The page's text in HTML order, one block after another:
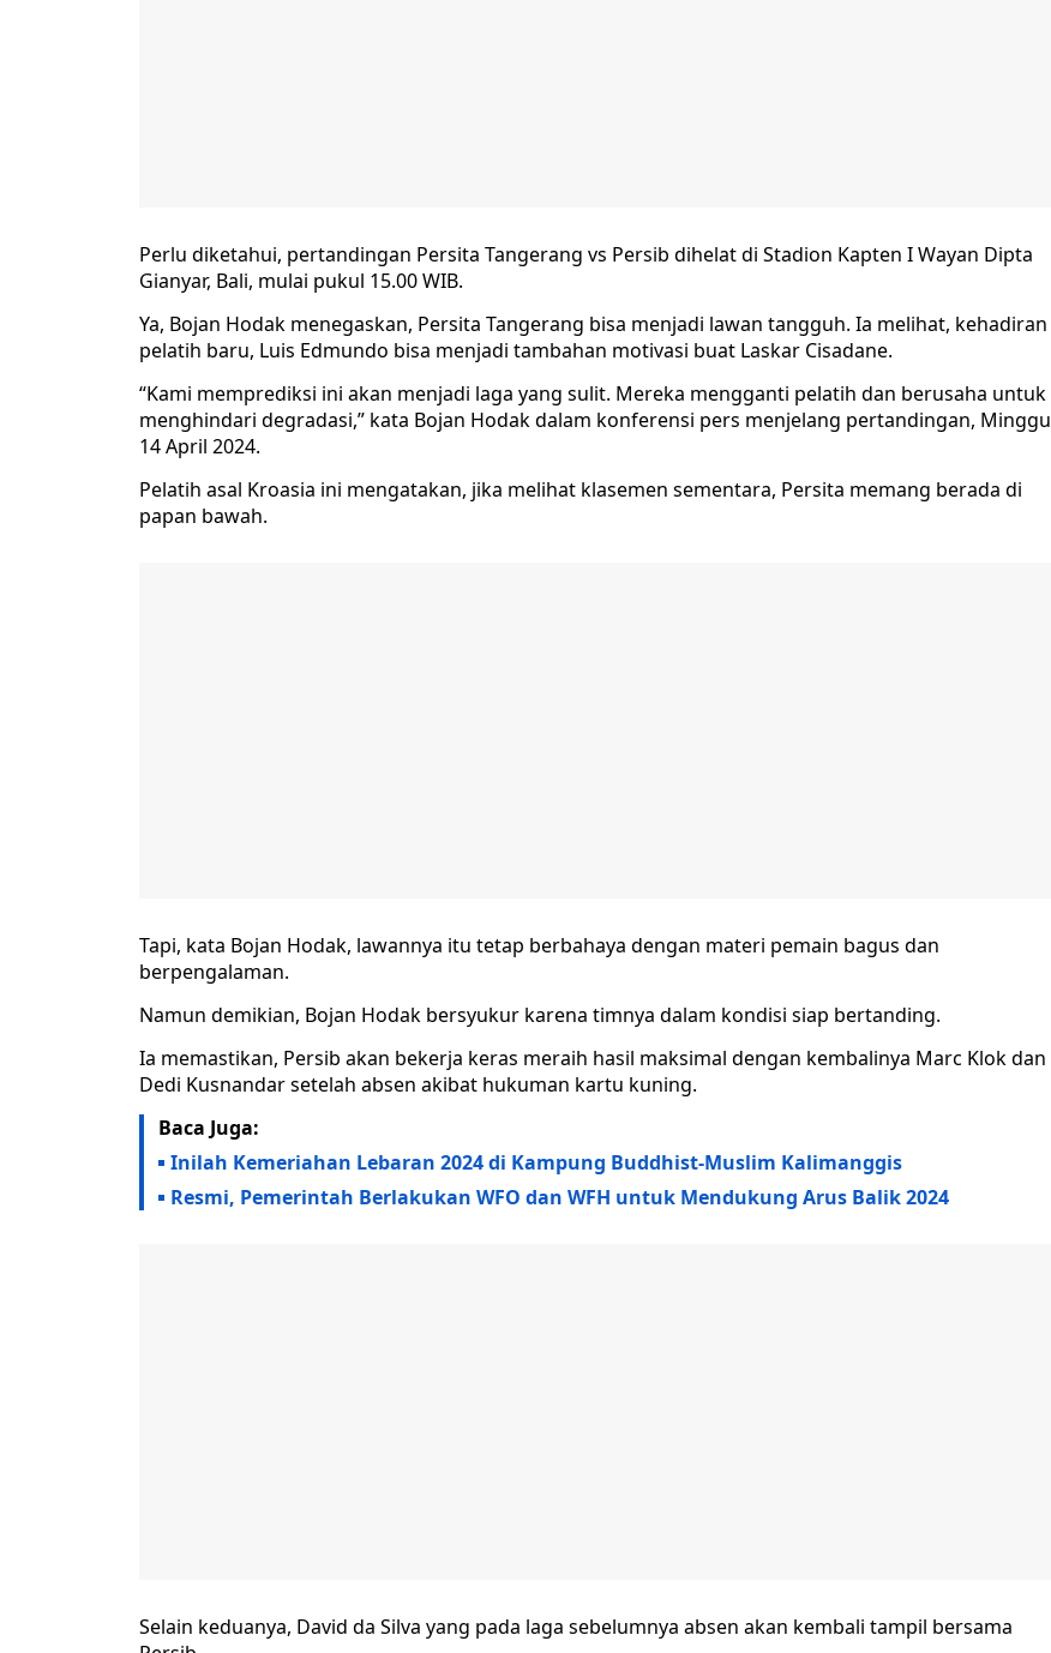
Perlu diketahui, pertandingan Persita Tangerang vs Persib dihelat di Stadion Kapten I Wayan Dipta
Gianyar, Bali, mulai pukul 15.00 WIB.
Ya, Bojan Hodak menegaskan, Persita Tangerang bisa menjadi lawan tangguh. Ia melihat, kehadiran
pelatih baru, Luis Edmundo bisa menjadi tambahan motivasi buat Laskar Cisadane.
“Kami memprediksi ini akan menjadi laga yang sulit. Mereka mengganti pelatih dan berusaha untuk
menghindari degradasi,” kata Bojan Hodak dalam konferensi pers menjelang pertandingan, Minggu
14 April 2024.
Pelatih asal Kroasia ini mengatakan, jika melihat klasemen sementara, Persita memang berada di
papan bawah.
Tapi, kata Bojan Hodak, lawannya itu tetap berbahaya dengan materi pemain bagus dan
berpengalaman.
Namun demikian, Bojan Hodak bersyukur karena timnya dalam kondisi siap bertanding.
Ia memastikan, Persib akan bekerja keras meraih hasil maksimal dengan kembalinya Marc Klok dan
Dedi Kusnandar setelah absen akibat hukuman kartu kuning.
Baca Juga:
Inilah Kemeriahan Lebaran 2024 di Kampung Buddhist-Muslim Kalimanggis
Resmi, Pemerintah Berlakukan WFO dan WFH untuk Mendukung Arus Balik 2024
Selain keduanya, David da Silva yang pada laga sebelumnya absen akan kembali tampil bersama